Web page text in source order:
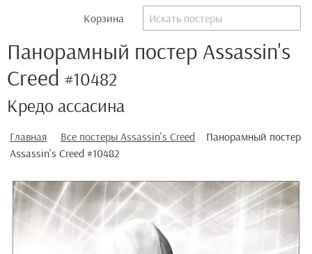
Корзина
Панорамный постер Assassin's
Creed #10482
Кредо ассасина
Главная Все постеры Assassin's Creed
Панорамный постер
Assassin's Creed #10482